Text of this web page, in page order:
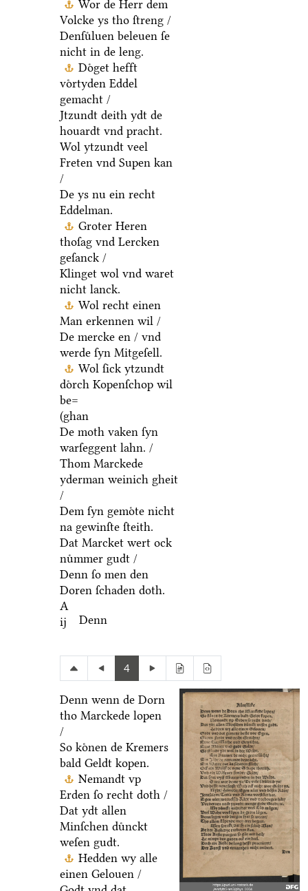
Wor de Herr dem
Volcke ys tho ſtreng /
Denſuͤluen beleuen ſe
nicht in de leng.
Doͤget hefft
voͤrtyden Eddel
gemacht /
Jtzundt deith ydt de
houardt vnd pracht.
Wol ytzundt veel
Freten vnd Supen kan
/
De ys nu ein recht
Eddelman.
Groter Heren
thoſag vnd Lercken
geſanck /
Klinget wol vnd waret
nicht lanck.
Wol recht einen
Man erkennen wil /
De mercke en / vnd
werde ſyn Mitgeſell.
Wol ſick ytzundt
doͤrch Kopenſchop wil
be=
(ghan
De moth vaken ſyn
warſeggent lahn. /
Thom Marckede
yderman weinich gheit
/
Dem ſyn gemoͤte nicht
na gewinſte ſteith.
Dat Marcket wert ock
nuͤmmer gudt /
Denn ſo men den
Doren ſchaden doth.
A
ij
Denn
4
Denn wenn de Dorn
tho Marckede lopen
/
So koͤnen de Kremers
bald Geldt kopen.
Nemandt vp
Erden ſo recht doth /
Dat ydt allen
Minſchen duͤnckt
weſen gudt.
Hedden wy alle
einen Gelouen /